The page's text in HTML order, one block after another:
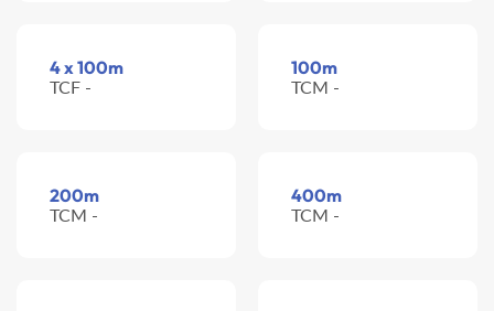
4 x 100m
TCF -
100m
TCM -
200m
TCM -
400m
TCM -